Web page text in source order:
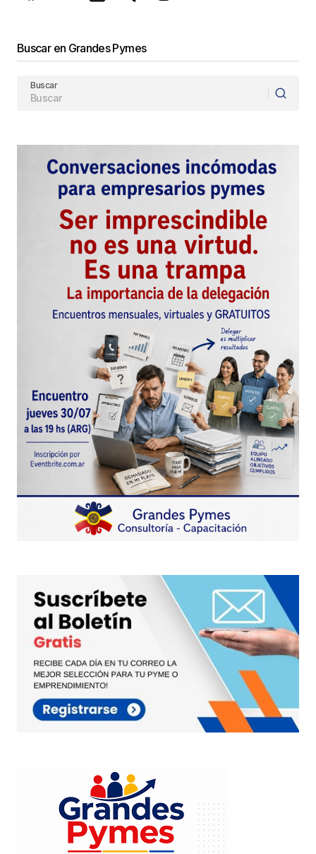
Buscar en Grandes Pymes
Buscar